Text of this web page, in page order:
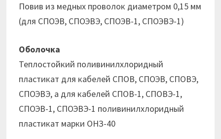
Повив из медных проволок диаметром 0,15 мм
(для СПОЭВ, СПОЭВЭ, СПОЭВ-1, СПОЭВЭ-1)
Оболочка
Теплостойкий поливинилхлоридный
пластикат для кабелей СПОВ, СПОЭВ, СПОВЭ,
СПОЭВЭ, а для кабелей СПОВ-1, СПОВЭ-1,
СПОЭВ-1, СПОЭВЭ-1 поливинилхлоридный
пластикат марки ОНЗ-40